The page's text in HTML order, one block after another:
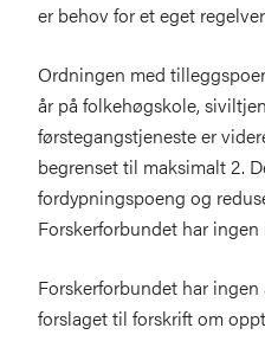
er behov for et eget
Ordningen med
år på folkehøgskole,
førstegangstjeneste er
begrenset til maksimalt 2.
fordypningspoeng og
Forskerforbundet har
Forskerforbundet har
forslaget til forskrift om